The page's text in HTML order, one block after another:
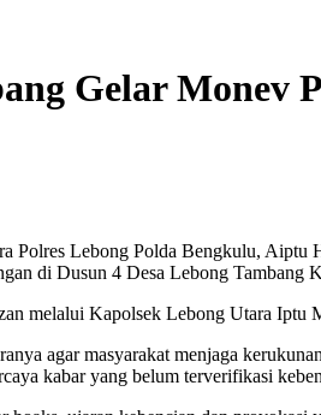
Gelar
Polres Lebong Polda Bengkulu, Aiptu
di Dusun 4 Desa Lebong
melalui Kapolsek Lebong Utara Iptu
agar masyarakat menjaga
kabar yang belum terverifikasi